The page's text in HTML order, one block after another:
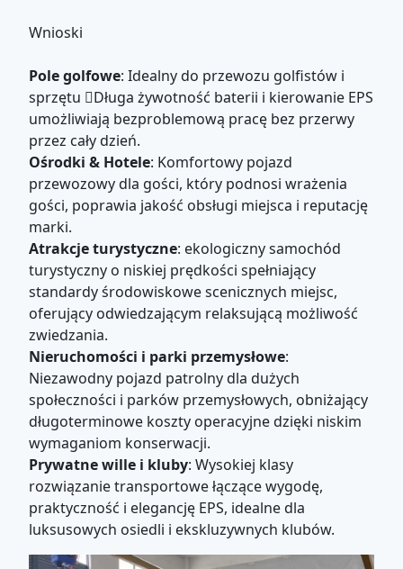
Wnioski
Pole golfowe: Idealny do przewozu golfistów i
sprzętu Długa żywotność baterii i kierowanie EPS
umożliwiają bezproblemową pracę bez przerwy
przez cały dzień.
Ośrodki & Hotele: Komfortowy pojazd
przewozowy dla gości, który podnosi wrażenia
gości, poprawia jakość obsługi miejsca i reputację
marki.
Atrakcje turystyczne: ekologiczny samochód
turystyczny o niskiej prędkości spełniający
standardy środowiskowe scenicznych miejsc,
oferujący odwiedzającym relaksującą możliwość
zwiedzania.
Nieruchomości i parki przemysłowe:
Niezawodny pojazd patrolny dla dużych
społeczności i parków przemysłowych, obniżający
długoterminowe koszty operacyjne dzięki niskim
wymaganiom konserwacji.
Prywatne wille i kluby: Wysokiej klasy
rozwiązanie transportowe łączące wygodę,
praktyczność i elegancję EPS, idealne dla
luksusowych osiedli i ekskluzywnych klubów.